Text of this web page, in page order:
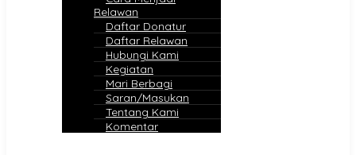
Relawan
Daftar Donatur
Daftar Relawan
Hubungi Kami
Kegiatan
Mari Berbagi
Saran/Masukan
Tentang Kami
Komentar